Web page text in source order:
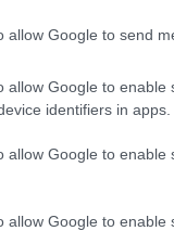
allow Google to send
allow Google to
identifiers in apps.
allow Google to
allow Google to enable
BUY NOW
PUMA ΑΠΟ 21.528
VAN ΜΟΝΟ ΜΕ 12
ΑΠΟ 16.450 ΕΥΡΩ